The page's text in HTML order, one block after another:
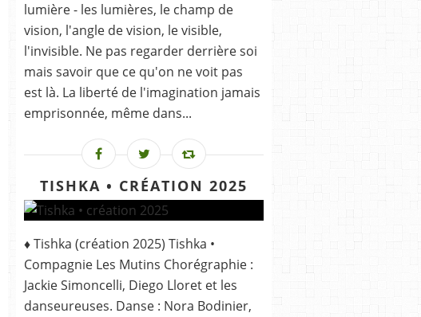
lumière - les lumières, le champ de
vision, l'angle de vision, le visible,
l'invisible. Ne pas regarder derrière soi
mais savoir que ce qu'on ne voit pas
est là. La liberté de l'imagination jamais
emprisonnée, même dans...
TISHKA • CRÉATION 2025
♦ Tishka (création 2025) Tishka •
Compagnie Les Mutins Chorégraphie :
Jackie Simoncelli, Diego Lloret et les
danseureuses. Danse : Nora Bodinier,